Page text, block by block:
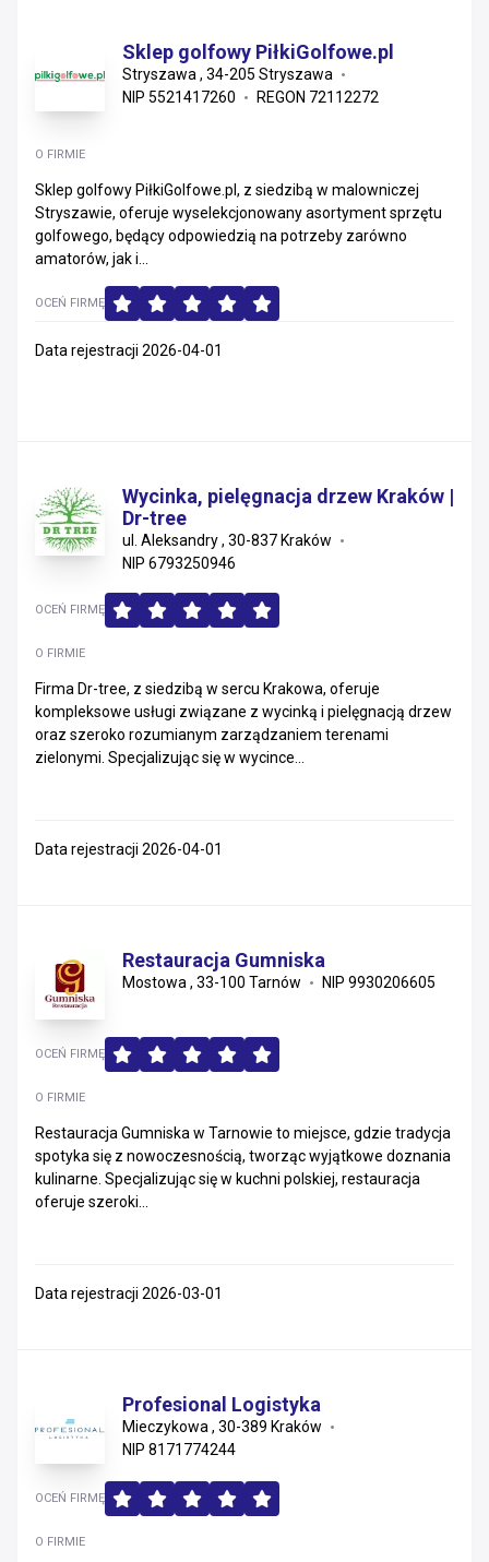
Sklep golfowy PiłkiGolfowe.pl
Stryszawa , 34-205 Stryszawa
NIP 5521417260
REGON 72112272
O FIRMIE
Sklep golfowy PiłkiGolfowe.pl, z siedzibą w malowniczej
Stryszawie, oferuje wyselekcjonowany asortyment sprzętu
golfowego, będący odpowiedzią na potrzeby zarówno
amatorów, jak i...
OCEŃ FIRMĘ
Data rejestracji 2026-04-01
Wycinka, pielęgnacja drzew Kraków |
Dr-tree
ul. Aleksandry , 30-837 Kraków
NIP 6793250946
O FIRMIE
Firma Dr-tree, z siedzibą w sercu Krakowa, oferuje
kompleksowe usługi związane z wycinką i pielęgnacją drzew
oraz szeroko rozumianym zarządzaniem terenami
zielonymi. Specjalizując się w wycince...
OCEŃ FIRMĘ
Data rejestracji 2026-04-01
Restauracja Gumniska
Mostowa , 33-100 Tarnów NIP 9930206605
O FIRMIE
Restauracja Gumniska w Tarnowie to miejsce, gdzie tradycja
spotyka się z nowoczesnością, tworząc wyjątkowe doznania
kulinarne. Specjalizując się w kuchni polskiej, restauracja
oferuje szeroki...
OCEŃ FIRMĘ
Data rejestracji 2026-03-01
Profesional Logistyka
Mieczykowa , 30-389 Kraków
NIP 8171774244
O FIRMIE
OCEŃ FIRMĘ